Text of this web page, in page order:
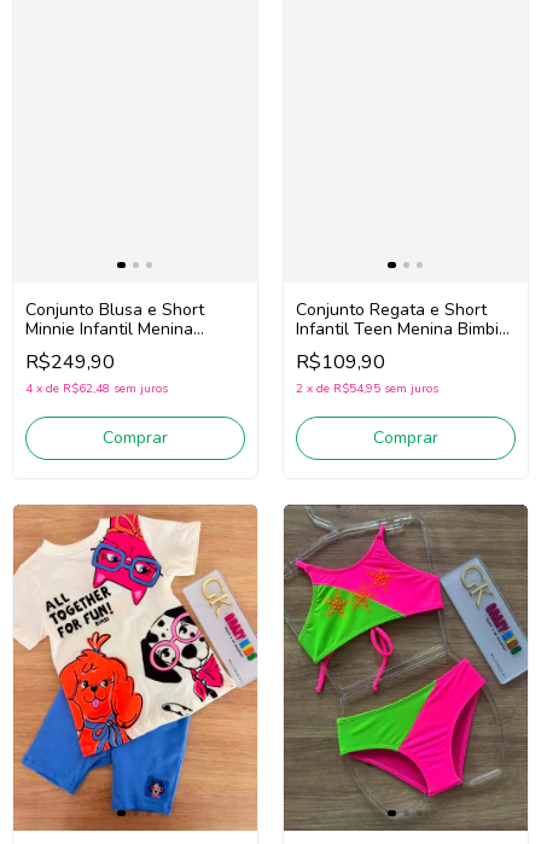
Conjunto Blusa e Short
Minnie Infantil Menina
Animé P6718
(Bege/Amarelo/Azul)
R$249,90
4 x de R$62,48 sem juros
Comprar
Conjunto Regata e Short
Infantil Teen Menina Bimbi
Fb117 (Azul)
R$109,90
2 x de R$54,95 sem juros
Comprar